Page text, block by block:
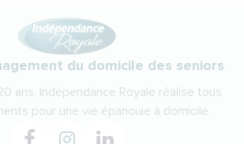
du domicile des seniors
ans, Indépendance Royale réalise tous
pour une vie épanouie à domicile.